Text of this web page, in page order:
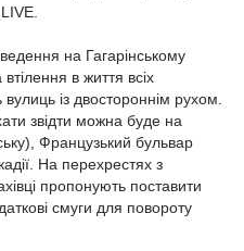
на Гагарінському
в життя всіх
із двостороннім рухом.
звідти можна буде на
Французький бульвар
На перехрестях з
пропонують поставити
смуги для повороту